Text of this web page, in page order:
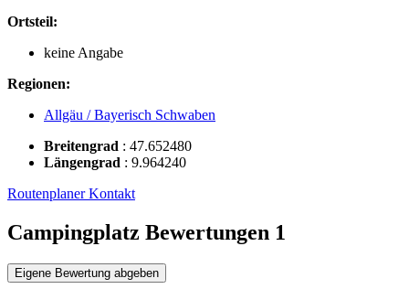
Ortsteil:
keine Angabe
Regionen:
Allgäu / Bayerisch Schwaben
Breitengrad : 47.652480
Längengrad : 9.964240
RoutenplanerKontakt
Campingplatz Bewertungen 1
Eigene Bewertung abgeben